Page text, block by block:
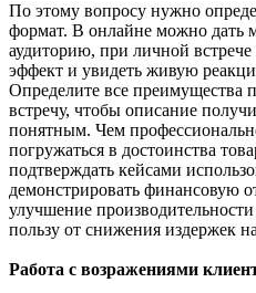
По этому вопросу нужно
формат. В онлайне можно дать
аудиторию, при личной
эффект и увидеть живую
Определите все преимущества
встречу, чтобы описание
понятным. Чем
погружаться в достоинства
подтверждать кейсами
демонстрировать финансовую
улучшение
пользу от снижения издержек
Работа с возражениями